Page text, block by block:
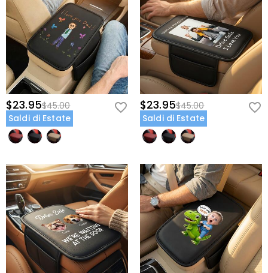
$23.95$45.00
Saldi di Estate
$23.95$45.00
Saldi di Estate